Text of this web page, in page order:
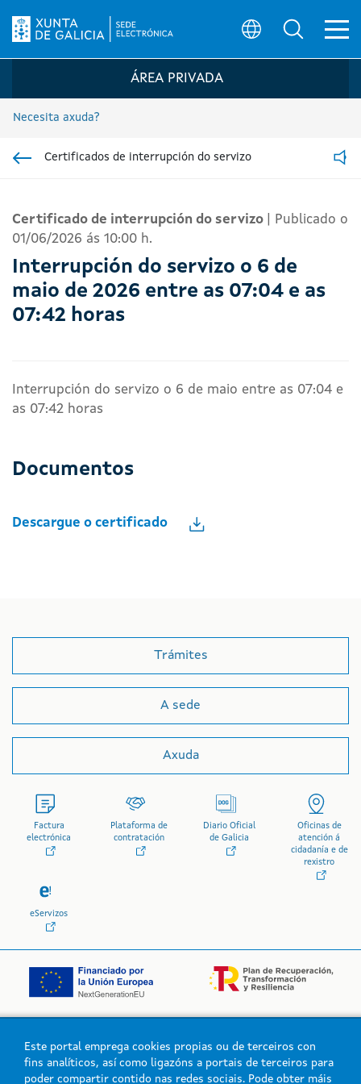
Logo da Sede electrónica da Xunta de
ÁREA PRIVADA
Necesita axuda?
Certificados de interrupción do servizo
Certificado de interrupción do servizo
Publicado o
01/06/2026 ás 10:00 h.
Interrupción do servizo o 6 de
maio de 2026 entre as 07:04 e as
07:42 horas
Interrupción do servizo o 6 de maio entre as 07:04 e
as 07:42 horas
Documentos
Descargue o certificado
Trámites
A sede
Axuda
Factura
electrónica
Plataforma de
contratación
Diario Oficial
de Galicia
Oficinas de
atención á
cidadanía e de
rexistro
eServizos
Logo da Xunta de Galicia
Este portal emprega cookies propias ou de terceiros con
fins analíticos, así como ligazóns a portais de terceiros para
poder compartir contido nas redes sociais. Pode obter máis